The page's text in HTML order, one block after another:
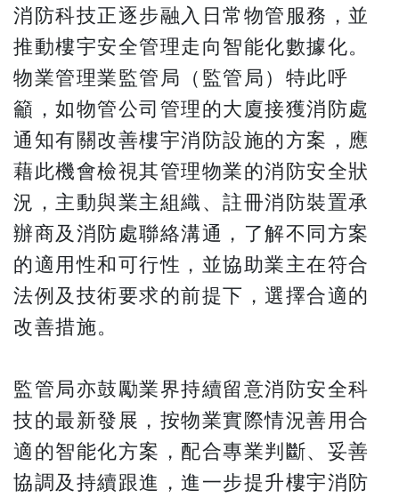
消防科技正逐步融入日常物管服務，並
推動樓宇安全管理走向智能化數據化。
物業管理業監管局（監管局）特此呼
籲，如物管公司管理的大廈接獲消防處
通知有關改善樓宇消防設施的方案，應
藉此機會檢視其管理物業的消防安全狀
況，主動與業主組織、註冊消防裝置承
辦商及消防處聯絡溝通，了解不同方案
的適用性和可行性，並協助業主在符合
法例及技術要求的前提下，選擇合適的
改善措施。
監管局亦鼓勵業界持續留意消防安全科
技的最新發展，按物業實際情況善用合
適的智能化方案，配合專業判斷、妥善
協調及持續跟進，進一步提升樓宇消防